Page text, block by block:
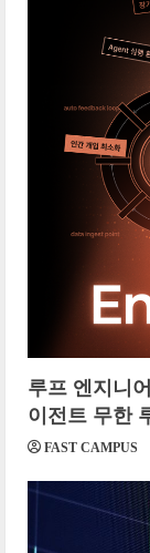
루프 엔지니
이전트 무한
FAST CAMPUS